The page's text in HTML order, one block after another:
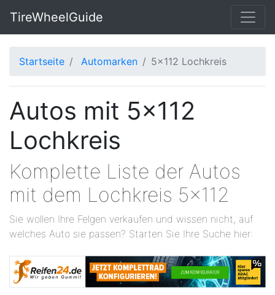
TireWheelGuide
Startseite Automarken 5x112 Lochkreis
Autos mit 5x112
Lochkreis
Komplette Liste der Autos
mit dem Lochkreis 5x112
Sie wollen Ihre Felgen verkaufen und wissen nicht, auf
welches Auto sie passen? Starten Sie Ihre Suche hier: